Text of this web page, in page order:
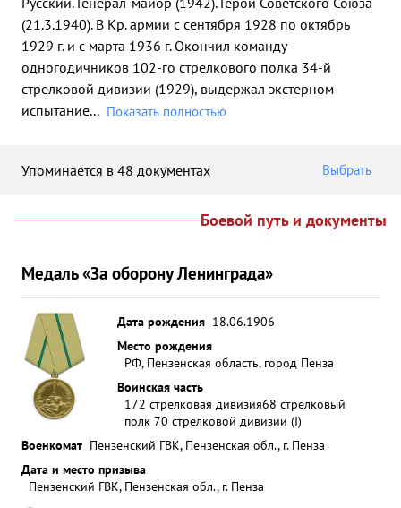
(21.3.1940). В Кр. армии с сентября 1928 по октябрь
1929 г. и с марта 1936 г. Окончил команду
одногодичников 102-го стрелкового полка 34-й
стрелковой дивизии (1929), выдержал экстерном
испытание... Показать полностью
Упоминается в 48 документах Выбрать
Боевой путь и документы
Медаль «За оборону Ленинграда»
Дата рождения 18.06.1906
Место рождения
РФ, Пензенская область, город Пенза
Воинская часть
172 стрелковая дивизия68 стрелковый
полк 70 стрелковой дивизии (I)
Военкомат Пензенский ГВК, Пензенская обл., г. Пенза
Дата и место призыва
Пензенский ГВК, Пензенская обл., г. Пенза